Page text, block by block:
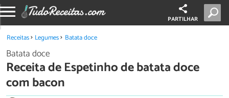
PARTILHAR
Receitas Legumes Batata doce
Batata doce
Receita de Espetinho de batata doce
com bacon